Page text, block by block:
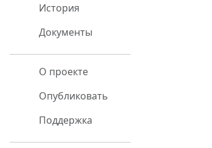
История
Документы
О проекте
Опубликовать
Поддержка